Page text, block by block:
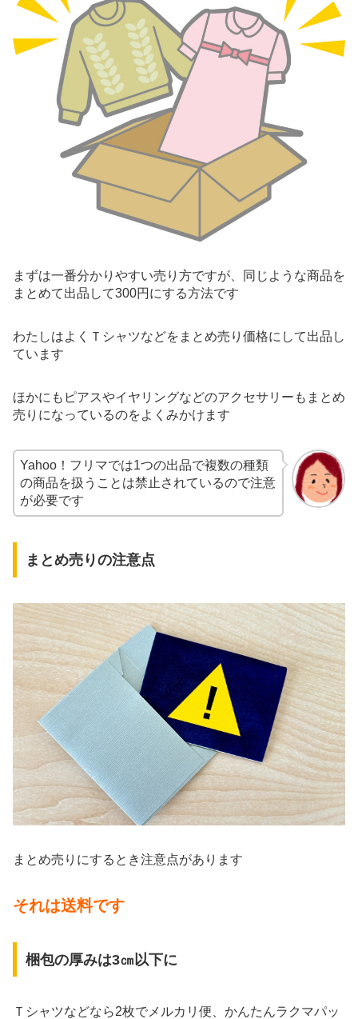
まずは一番分かりやすい売り方ですが、同じような商品を
まとめて出品して300円にする方法です
わたしはよくＴシャツなどをまとめ売り価格にして出品し
ています
ほかにもピアスやイヤリングなどのアクセサリーもまとめ
売りになっているのをよくみかけます
Yahoo！フリマでは1つの出品で複数の種類
の商品を扱うことは禁止されているので注意
が必要です
まとめ売りの注意点
まとめ売りにするとき注意点があります
それは送料です
梱包の厚みは3㎝以下に
Ｔシャツなどなら2枚でメルカリ便、かんたんラクマパッ